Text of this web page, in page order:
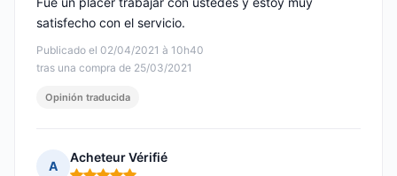
Publicado el 02/04/2021 à 10h40
tras una compra de 25/03/2021
satisfecho con el servicio.
Opinión traducida
A
Acheteur Vérifié